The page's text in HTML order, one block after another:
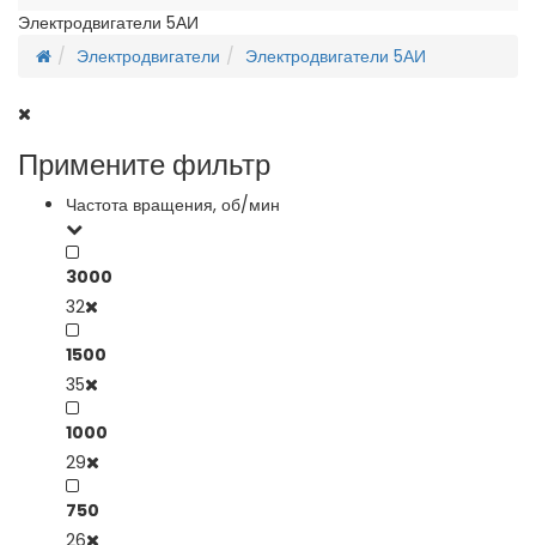
Электродвигатели 5АИ
Электродвигатели
Электродвигатели 5АИ
Примените фильтр
Частота вращения, об/мин
3000
32
1500
35
1000
29
750
26